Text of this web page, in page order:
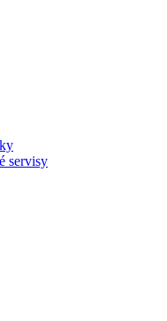
servisy